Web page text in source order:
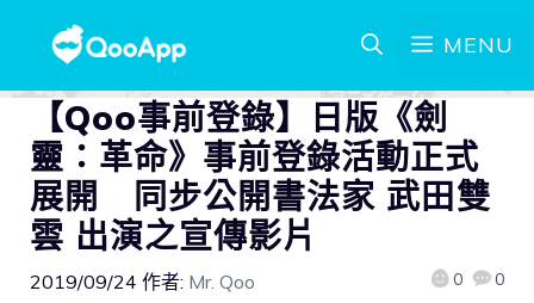
MENU
【Qoo事前登錄】日版《劍
靈：革命》事前登錄活動正式
展開 同步公開書法家 武田雙
雲 出演之宣傳影片
2019/09/24 作者: Mr. Qoo 0 0